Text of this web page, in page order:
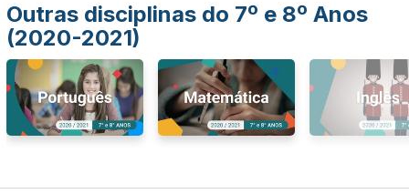
Outras disciplinas do 7º e 8º Anos
(2020-2021)